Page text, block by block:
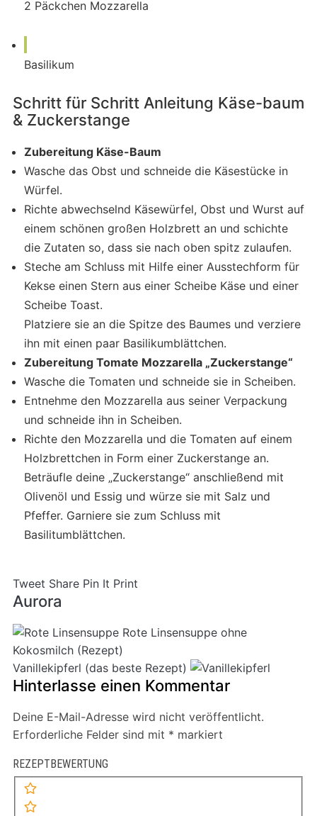
2 Päckchen Mozzarella
Basilikum
Schritt für Schritt Anleitung Käse-baum
& Zuckerstange
Zubereitung Käse-Baum
Wasche das Obst und schneide die Käsestücke in
Würfel.
Richte abwechselnd Käsewürfel, Obst und Wurst auf
einem schönen großen Holzbrett an und schichte
die Zutaten so, dass sie nach oben spitz zulaufen.
Steche am Schluss mit Hilfe einer Ausstechform für
Kekse einen Stern aus einer Scheibe Käse und einer
Scheibe Toast.
Platziere sie an die Spitze des Baumes und verziere
ihn mit einen paar Basilikumblättchen.
Zubereitung Tomate Mozzarella „Zuckerstange“
Wasche die Tomaten und schneide sie in Scheiben.
Entnehme den Mozzarella aus seiner Verpackung
und schneide ihn in Scheiben.
Richte den Mozzarella und die Tomaten auf einem
Holzbrettchen in Form einer Zuckerstange an.
Beträufle deine „Zuckerstange“ anschließend mit
Olivenöl und Essig und würze sie mit Salz und
Pfeffer. Garniere sie zum Schluss mit
Basilitumblättchen.
Tweet Share Pin It Print
Aurora
Rote Linsensuppe ohne
Kokosmilch (Rezept)
Vanillekipferl (das beste Rezept)
Hinterlasse einen Kommentar
Deine E-Mail-Adresse wird nicht veröffentlicht.
Erforderliche Felder sind mit * markiert
REZEPTBEWERTUNG